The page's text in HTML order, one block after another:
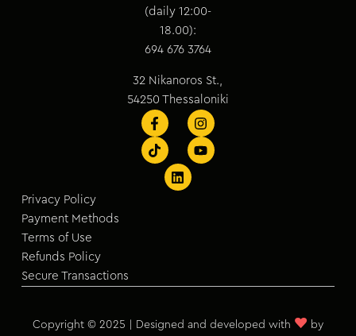
(daily 12:00-
18.00):
694 676 3764
32 Nikanoros St.,
54250 Thessaloniki
Privacy Policy
Payment Methods
Terms of Use
Refunds Policy
Secure Transactions
Copyright © 2025 | Designed and developed with ♥ by